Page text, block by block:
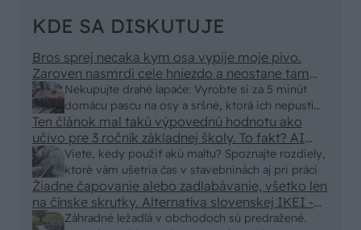
KDE SA DISKUTUJE
Nekupujte drahé lapače: Vyrobte si za 5 minút
domácu pascu na osy a sršne, ktorá ich nepustí
von
Bros sprej necaka kym osa vypije moje pivo.
Zaroven nasmrdi cele hniezdo a neostane tam
nic zive. Vasa pasca naucinke moc efektivne.
Skor pritiahne slimaky
Viete, kedy použiť akú maltu? Spoznajte rozdiely,
ktoré vám ušetria čas v stavebninách aj pri práci
Ten článok mal takú výpovednú hodnotu ako
učivo pre 3 ročník základnej školy. To fakt? AI
alebo nejaka kniha z VŠ? Dnešné rychlotvrdnuce
malty - pevnosť 40 Mpa a doba schnutia tak 15
minut , k tomu vodotesné s kryštálikou. A rozdiel
- schnutie a zretie. Nič?
Záhradné ležadlá v obchodoch sú predražené.
Žiadne čapovanie alebo zadlabávanie, všetko len
na čínske skrutky. Alternatíva slovenskej IKEI -
čo sa týka pevnosti. Autor si nedal veľa námahy s